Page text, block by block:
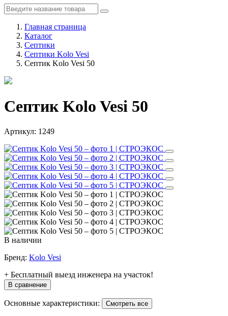
Главная страница
Каталог
Септики
Септики Kolo Vesi
Септик Kolo Vesi 50
Септик Kolo Vesi 50
Артикул: 1249
В наличии
Бренд: Kolo Vesi
+ Бесплатный выезд инженера на участок!
В сравнение
Основные характеристики: Смотреть все